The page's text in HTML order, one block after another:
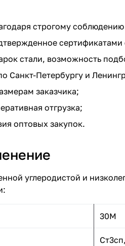
строгому соблюдению
сертификатами
стали, возможность
Санкт-Петербургу и
заказчика;
отгрузка;
оптовых закупок.
углеродистой и
30М